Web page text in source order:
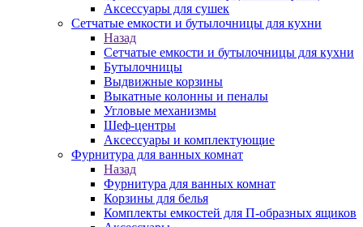
Аксессуары для сушек
Сетчатые емкости и бутылочницы для кухни
Назад
Сетчатые емкости и бутылочницы для кухни
Бутылочницы
Выдвижные корзины
Выкатные колонны и пеналы
Угловые механизмы
Шеф-центры
Аксессуары и комплектующие
Фурнитура для ванных комнат
Назад
Фурнитура для ванных комнат
Корзины для белья
Комплекты емкостей для П-образных ящиков